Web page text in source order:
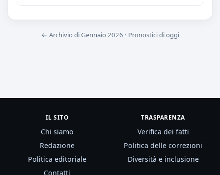
← Archivio di Gennaio 2026 · Pronostici di oggi
IL SITO
Chi siamo
Redazione
Politica editoriale
Contatti
TRASPARENZA
Verifica dei fatti
Politica delle correzioni
Diversità e inclusione